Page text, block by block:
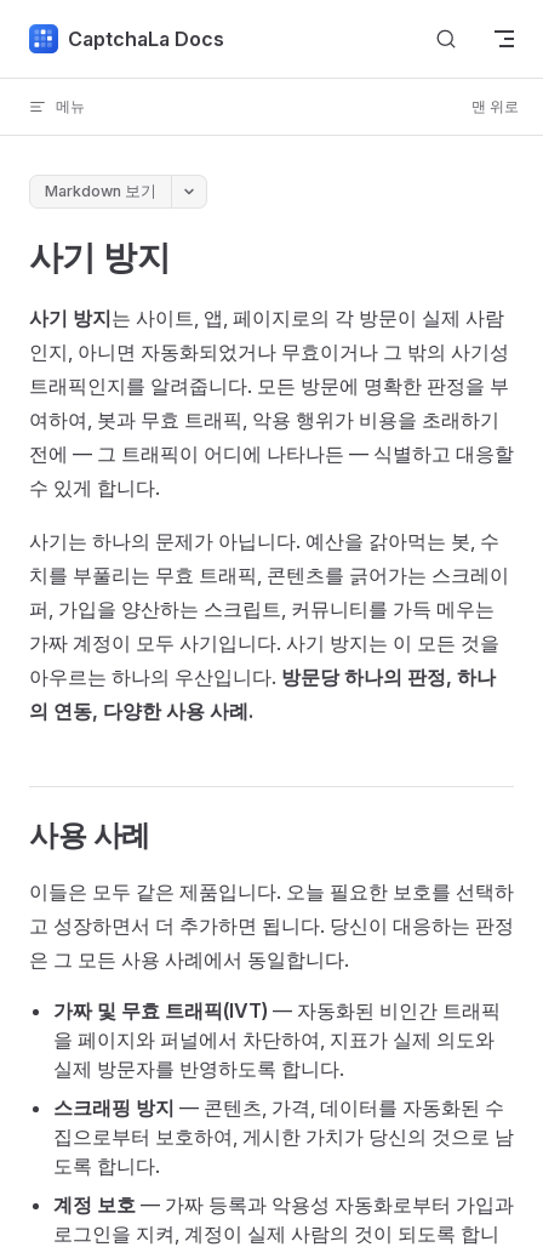
Skip to content
CaptchaLa Docs
메뉴 맨 위로
Markdown 보기
사기 방지
사기 방지는 사이트, 앱, 페이지로의 각 방문이 실제 사람
인지, 아니면 자동화되었거나 무효이거나 그 밖의 사기성
트래픽인지를 알려줍니다. 모든 방문에 명확한 판정을 부
여하여, 봇과 무효 트래픽, 악용 행위가 비용을 초래하기
전에 — 그 트래픽이 어디에 나타나든 — 식별하고 대응할
수 있게 합니다.
사기는 하나의 문제가 아닙니다. 예산을 갉아먹는 봇, 수
치를 부풀리는 무효 트래픽, 콘텐츠를 긁어가는 스크레이
퍼, 가입을 양산하는 스크립트, 커뮤니티를 가득 메우는
가짜 계정이 모두 사기입니다. 사기 방지는 이 모든 것을
아우르는 하나의 우산입니다. 방문당 하나의 판정, 하나
의 연동, 다양한 사용 사례.
사용 사례
이들은 모두 같은 제품입니다. 오늘 필요한 보호를 선택하
고 성장하면서 더 추가하면 됩니다. 당신이 대응하는 판정
은 그 모든 사용 사례에서 동일합니다.
가짜 및 무효 트래픽(IVT) — 자동화된 비인간 트래픽
을 페이지와 퍼널에서 차단하여, 지표가 실제 의도와
실제 방문자를 반영하도록 합니다.
스크래핑 방지 — 콘텐츠, 가격, 데이터를 자동화된 수
집으로부터 보호하여, 게시한 가치가 당신의 것으로 남
도록 합니다.
계정 보호 — 가짜 등록과 악용성 자동화로부터 가입과
로그인을 지켜, 계정이 실제 사람의 것이 되도록 합니